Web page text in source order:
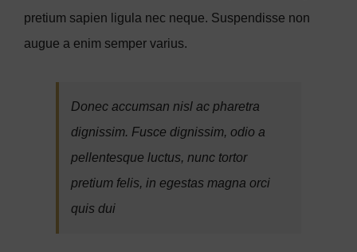
pretium sapien ligula nec neque. Suspendisse non
augue a enim semper varius.
Donec accumsan nisl ac pharetra
dignissim. Fusce dignissim, odio a
pellentesque luctus, nunc tortor
pretium felis, in egestas magna orci
quis dui